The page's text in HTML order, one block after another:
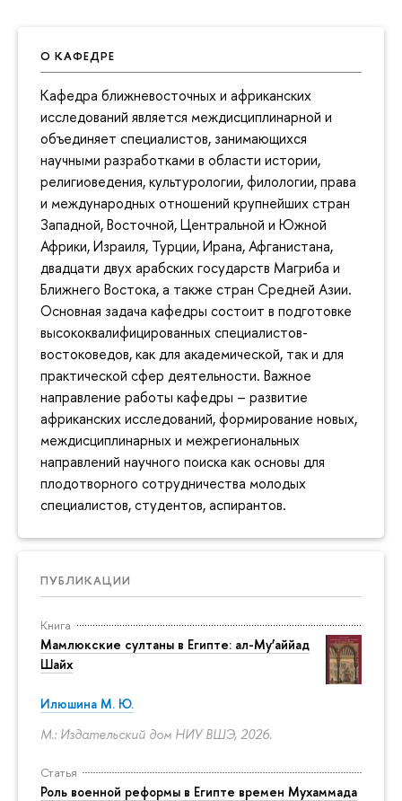
О КАФЕДРЕ
Кафедра ближневосточных и африканских
исследований является междисциплинарной и
объединяет специалистов, занимающихся
научными разработками в области истории,
религиоведения, культурологии, филологии, права
и международных отношений крупнейших стран
Западной, Восточной, Центральной и Южной
Африки, Израиля, Турции, Ирана, Афганистана,
двадцати двух арабских государств Магриба и
Ближнего Востока, а также стран Средней Азии.
Основная задача кафедры состоит в подготовке
высококвалифицированных специалистов-
востоковедов, как для академической, так и для
практической сфер деятельности. Важное
направление работы кафедры – развитие
африканских исследований, формирование новых,
междисциплинарных и межрегиональных
направлений научного поиска как основы для
плодотворного сотрудничества молодых
специалистов, студентов, аспирантов.
ПУБЛИКАЦИИ
Книга
Мамлюкские султаны в Египте: ал-Му’аййад
Шайх
Илюшина М. Ю.
М.: Издательский дом НИУ ВШЭ, 2026.
Статья
Роль военной реформы в Египте времен Мухаммада